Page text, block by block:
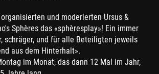
und moderierten Ursus &
Sphères das «sphèresplay»! Ein immer
schräger, und für alle Beteiligten jeweils
aus dem Hinterhalt».
im Monat, das dann 12 Mal im Jahr,